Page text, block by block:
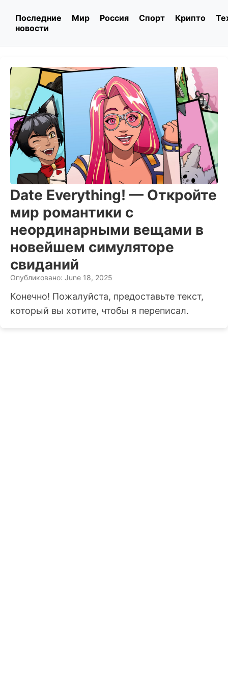
Последние
новости
Мир Россия Спорт Крипто
Date Everything! — Откройте
мир романтики с
неординарными вещами в
новейшем симуляторе
свиданий
Опубликовано: June 18, 2025
Конечно! Пожалуйста, предоставьте текст,
который вы хотите, чтобы я переписал.